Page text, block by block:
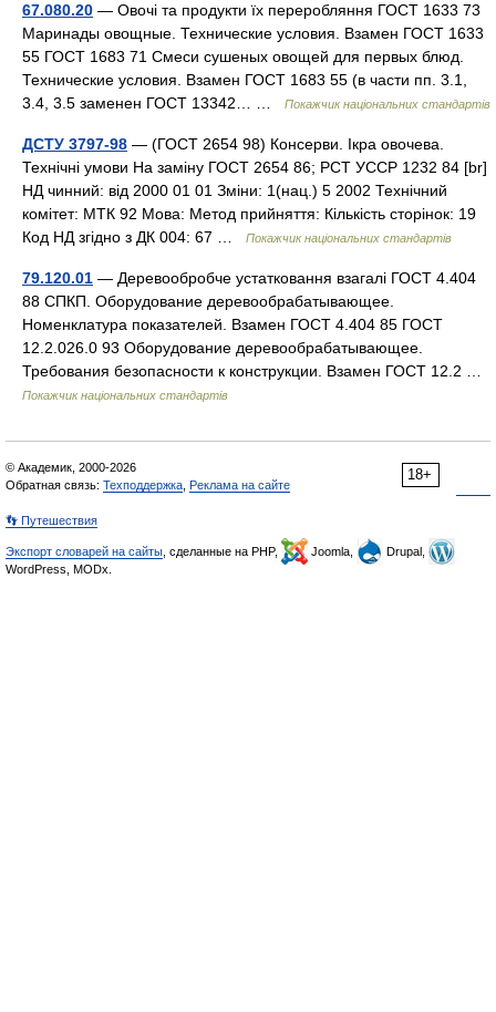
67.080.20 — Овочі та продукти їх переробляння ГОСТ 1633 73
Маринады овощные. Технические условия. Взамен ГОСТ 1633
55 ГОСТ 1683 71 Смеси сушеных овощей для первых блюд.
Технические условия. Взамен ГОСТ 1683 55 (в части пп. 3.1,
3.4, 3.5 заменен ГОСТ 13342… …
Покажчик національних стандартів
ДСТУ 3797-98 — (ГОСТ 2654 98) Консерви. Ікра овочева.
Технічні умови На заміну ГОСТ 2654 86; РСТ УССР 1232 84 [br]
НД чинний: від 2000 01 01 Зміни: 1(нац.) 5 2002 Технічний
комітет: МТК 92 Мова: Метод прийняття: Кількість сторінок: 19
Код НД згідно з ДК 004: 67 …
Покажчик національних стандартів
79.120.01 — Деревообробче устатковання взагалі ГОСТ 4.404
88 СПКП. Оборудование деревообрабатывающее.
Номенклатура показателей. Взамен ГОСТ 4.404 85 ГОСТ
12.2.026.0 93 Оборудование деревообрабатывающее.
Требования безопасности к конструкции. Взамен ГОСТ 12.2 …
Покажчик національних стандартів
18+
© Академик, 2000-2026
Обратная связь: Техподдержка Реклама на сайте
👣 Путешествия
Экспорт словарей на сайты , сделанные на PHP, Joomla,
Drupal,
WordPress, MODx.